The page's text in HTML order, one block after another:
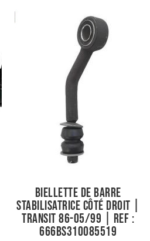
Biellette de barre
stabilisatrice côté droit |
Transit 86-05/99 | Ref :
666BS310085519